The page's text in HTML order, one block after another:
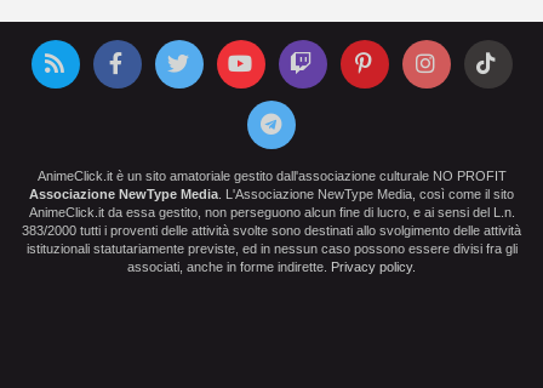
AnimeClick.it è un sito amatoriale gestito dall'associazione culturale NO PROFIT
Associazione NewType Media . L'Associazione NewType Media, così come il sito
AnimeClick.it da essa gestito, non perseguono alcun fine di lucro, e ai sensi del L.n.
383/2000 tutti i proventi delle attività svolte sono destinati allo svolgimento delle attività
istituzionali statutariamente previste, ed in nessun caso possono essere divisi fra gli
associati, anche in forme indirette. Privacy policy.